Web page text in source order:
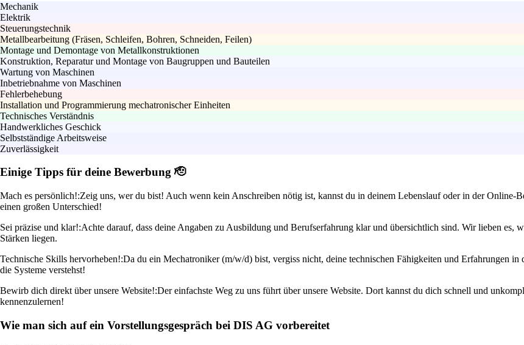
Mechanik
Elektrik
Steuerungstechnik
Metallbearbeitung (Fräsen, Schleifen, Bohren, Schneiden, Feilen)
Montage und Demontage von Metallkonstruktionen
Konstruktion, Reparatur und Montage von Baugruppen und Bauteilen
Wartung von Maschinen
Inbetriebnahme von Maschinen
Fehlerbehebung
Installation und Programmierung mechatronischer Einheiten
Technisches Verständnis
Handwerkliches Geschick
Selbstständige Arbeitsweise
Zuverlässigkeit
Einige Tipps für deine Bewerbung 🫡
Mach es persönlich!:Zeig uns, wer du bist! Auch wenn kein Anschreiben nötig ist, kannst du in deinem Lebenslauf oder in der
einen großen Unterschied!
Sei präzise und klar!:Achte darauf, dass deine Angaben zu Ausbildung und Berufserfahrung klar und übersichtlich sind. Wir lieben es,
Stärken liegen.
Technische Skills hervorheben!:Da du ein Mechatroniker (m/w/d) bist, vergiss nicht, deine technischen Fähigkeiten und Erfahrungen
die Systeme verstehst!
Bewirb dich direkt über unsere Website!:Der einfachste Weg zu uns führt über unsere Website. Dort kannst du dich schnell und
kennenzulernen!
Wie man sich auf ein Vorstellungsgespräch bei DIS AG vorbereitet